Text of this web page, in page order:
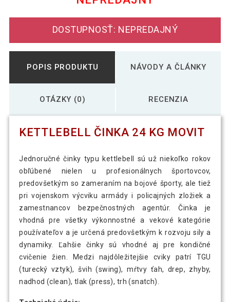
DOSTUPNOSŤ: NEPREDAJNÝ
POPIS PRODUKTU NÁVODY A ČLÁNKY
OTÁZKY (0) RECENZIA
KETTLEBELL ČINKA 24 KG MOVIT
Jednoručné činky typu kettlebell sú už niekoľko rokov
obľúbené nielen u profesionálnych športovcov,
predovšetkým so zameraním na bojové športy, ale tiež
pri vojenskom výcviku armády i policajných zložiek a
zamestnancov bezpečnostných agentúr. Činka je
vhodná pre všetky výkonnostné a vekové kategórie
používateľov a je určená predovšetkým k rozvoju sily a
dynamiky. Ľahšie činky sú vhodné aj pre kondičné
cvičenie žien. Medzi najdôležitejšie cviky patrí TGU
(turecký vztyk), švih (swing), mŕtvy ťah, drep, zhyby,
nadhod (clean), tlak (press), trh (snatch).